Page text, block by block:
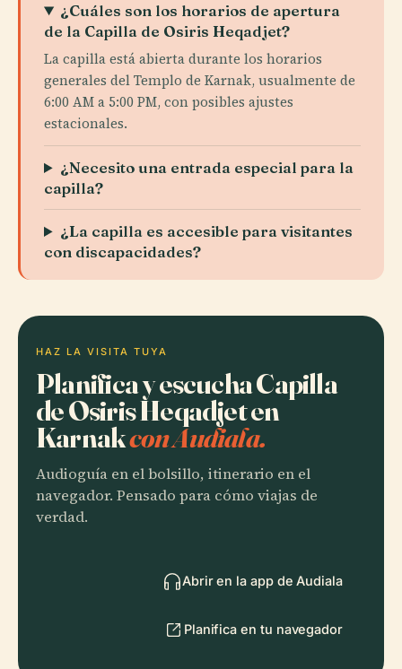
¿Cuáles son los horarios de apertura
de la Capilla de Osiris Heqadjet?
La capilla está abierta durante los horarios
generales del Templo de Karnak, usualmente de
6:00 AM a 5:00 PM, con posibles ajustes
estacionales.
¿Necesito una entrada especial para la
capilla?
¿La capilla es accesible para visitantes
con discapacidades?
HAZ LA VISITA TUYA
Planifica y escucha Capilla
de Osiris Heqadjet en
Karnakcon Audiala.
Audioguía en el bolsillo, itinerario en el
navegador. Pensado para cómo viajas de
verdad.
Abrir en la app de Audiala
Planifica en tu navegador